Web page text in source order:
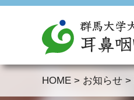
HOME > お知らせ >